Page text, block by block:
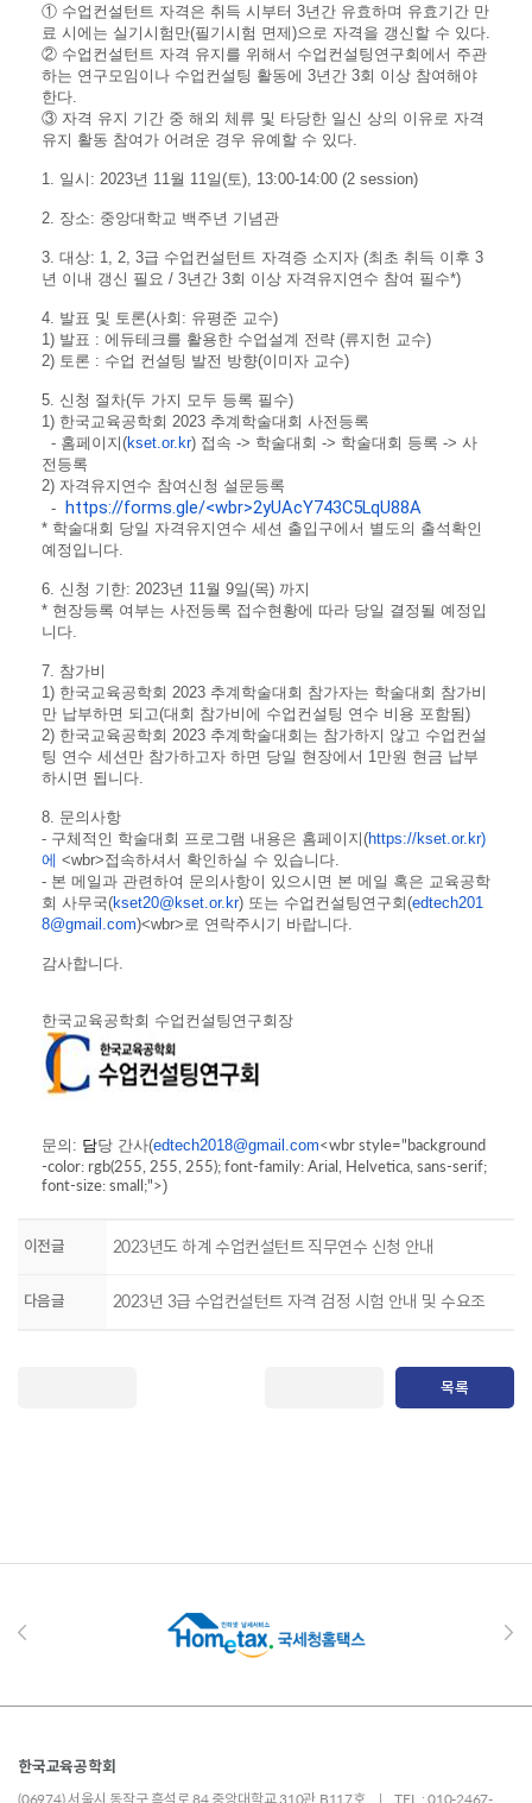
① 수업컨설턴트 자격은 취득 시부터 3년간 유효하며 유효기간 만
료 시에는 실기시험만(필기시험 면제)으로 자격을 갱신할 수 있다.
② 수업컨설턴트 자격 유지를 위해서 수업컨설팅연구회에서 주관
하는 연구모임이나 수업컨설팅 활동에 3년간 3회 이상 참여해야
한다.
③ 자격 유지 기간 중 해외 체류 및 타당한 일신 상의 이유로 자격
유지 활동 참여가 어려운 경우 유예할 수 있다.
1. 일시: 2023년 11월 11일(토), 13:00-14:00 (2 session)
2. 장소: 중앙대학교 백주년 기념관
3. 대상: 1, 2, 3급 수업컨설턴트 자격증 소지자 (최초 취득 이후 3
년 이내 갱신 필요 / 3년간 3회 이상 자격유지연수 참여 필수*)
4. 발표 및 토론(사회: 유평준 교수)
1) 발표 : 에듀테크를 활용한 수업설계 전략 (류지헌 교수)
2) 토론 : 수업 컨설팅 발전 방향(이미자 교수)
5. 신청 절차(두 가지 모두 등록 필수)
1) 한국교육공학회 2023 추계학술대회 사전등록
- 홈페이지(kset.or.kr) 접속 -> 학술대회 -> 학술대회 등록 -> 사
전등록
2) 자격유지연수 참여신청 설문등록
- https://forms.gle/<wbr>2yUAcY743C5LqU88A
* 학술대회 당일 자격유지연수 세션 출입구에서 별도의 출석확인
예정입니다.
6. 신청 기한: 2023년 11월 9일(목) 까지
* 현장등록 여부는 사전등록 접수현황에 따라 당일 결정될 예정입
니다.
7. 참가비
1) 한국교육공학회 2023 추계학술대회 참가자는 학술대회 참가비
만 납부하면 되고(대회 참가비에 수업컨설팅 연수 비용 포함됨)
2) 한국교육공학회 2023 추계학술대회는 참가하지 않고 수업컨설
팅 연수 세션만 참가하고자 하면 당일 현장에서 1만원 현금 납부
하시면 됩니다.
8. 문의사항
- 구체적인 학술대회 프로그램 내용은 홈페이지(https://kset.or.kr)
에 <wbr>접속하셔서 확인하실 수 있습니다.
- 본 메일과 관련하여 문의사항이 있으시면 본 메일 혹은 교육공학
회 사무국(kset20@kset.or.kr) 또는 수업컨설팅 연구회(edtech201
8@gmail.com)<wbr>로 연락주시기 바랍니다.
감사합니다.
한국교육공학회 수업컨설팅연구회장
문의: 담당 간사(edtech2018@gmail.com<wbr style="background
-color: rgb(255, 255, 255); font-family: Arial, Helvetica, sans-serif;
font-size: small;">)
이전글 2023년도 하계 수업컨설턴트 직무연수 신청 안내
다음글 2023년 3급 수업컨설턴트 자격 검정 시험 안내 및 수요조
목록
한국교육공학회
(06974) 서울시 동작구 흑석로 84 중앙대학교 310관 B117호 | TEL : 010-2467-